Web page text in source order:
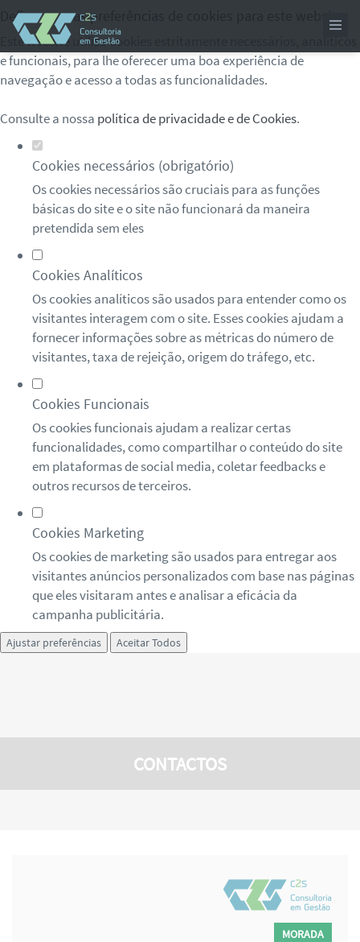
Defina as suas preferências de cookies para este website.
Este website utiliza cookies estritamente necessários, analíticos
e funcionais, para lhe oferecer uma boa experiência de
navegação e acesso a todas as funcionalidades.
Consulte a nossa política de privacidade e de Cookies.
Cookies necessários (obrigatório)
Os cookies necessários são cruciais para as funções
básicas do site e o site não funcionará da maneira
pretendida sem eles
Cookies Analíticos
Os cookies analíticos são usados para entender como os
visitantes interagem com o site. Esses cookies ajudam a
fornecer informações sobre as métricas do número de
visitantes, taxa de rejeição, origem do tráfego, etc.
Cookies Funcionais
Os cookies funcionais ajudam a realizar certas
funcionalidades, como compartilhar o conteúdo do site
em plataformas de social media, coletar feedbacks e
outros recursos de terceiros.
Cookies Marketing
Os cookies de marketing são usados para entregar aos
visitantes anúncios personalizados com base nas páginas
que eles visitaram antes e analisar a eficácia da
campanha publicitária.
Ajustar preferências Aceitar Todos
CONTACTOS
MORADA